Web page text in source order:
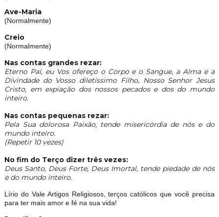
Ave-Maria
(Normalmente)
Creio
(Normalmente)
Nas contas grandes rezar:
Eterno Pai, eu Vos ofereço o Corpo e o Sangue, a Alma e a
Divindade do Vosso diletíssimo Filho, Nosso Senhor Jesus
Cristo, em expiação dos nossos pecados e dos do mundo
inteiro.
Nas contas pequenas rezar:
Pela Sua dolorosa Paixão, tende misericórdia de nós e do
mundo inteiro.
(Repetir 10 vezes)
No fim do Terço dizer três vezes:
Deus Santo, Deus Forte, Deus Imortal, tende piedade de nós
e do mundo inteiro.
Lírio do Vale Artigos Religiosos, terços católicos que você precisa
para ter mais amor e fé na sua vida!